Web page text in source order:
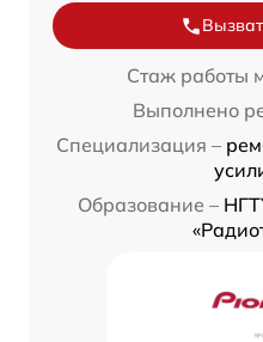
Стаж работы
Выполнено
Специализация –
Образование –